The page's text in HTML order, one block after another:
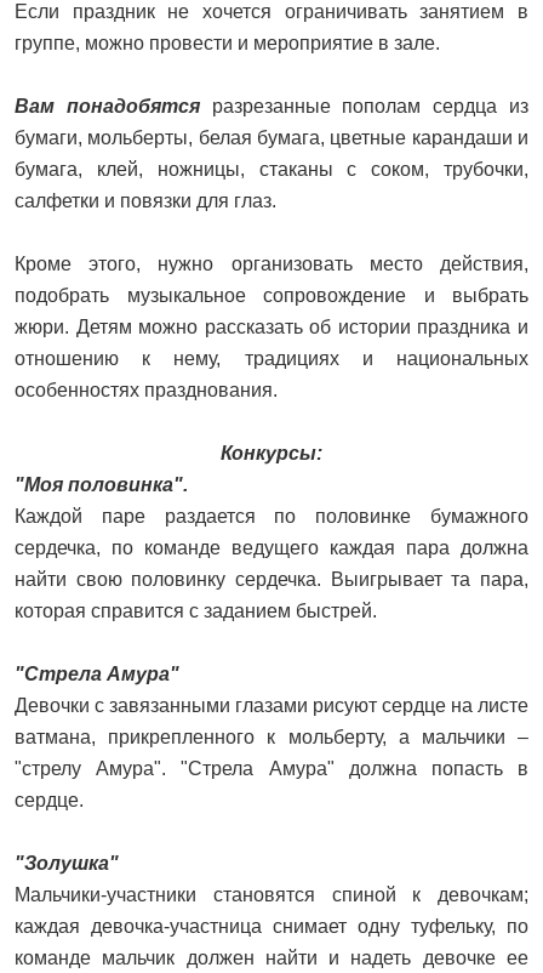
Если праздник не хочется ограничивать занятием в
группе, можно провести и мероприятие в зале.
Вам понадобятсяразрезанные пополам сердца из
бумаги, мольберты, белая бумага, цветные карандаши и
бумага, клей, ножницы, стаканы с соком, трубочки,
салфетки и повязки для глаз.
Кроме этого, нужно организовать место действия,
подобрать музыкальное сопровождение и выбрать
жюри. Детям можно рассказать об истории праздника и
отношению к нему, традициях и национальных
особенностях празднования.
Конкурсы:
"Моя половинка".
Каждой паре раздается по половинке бумажного
сердечка, по команде ведущего каждая пара должна
найти свою половинку сердечка. Выигрывает та пара,
которая справится с заданием быстрей.
"Стрела Амура"
Девочки с завязанными глазами рисуют сердце на листе
ватмана, прикрепленного к мольберту, а мальчики –
"стрелу Амура". "Стрела Амура" должна попасть в
сердце.
"Золушка"
Мальчики-участники становятся спиной к девочкам;
каждая девочка-участница снимает одну туфельку, по
команде мальчик должен найти и надеть девочке ее